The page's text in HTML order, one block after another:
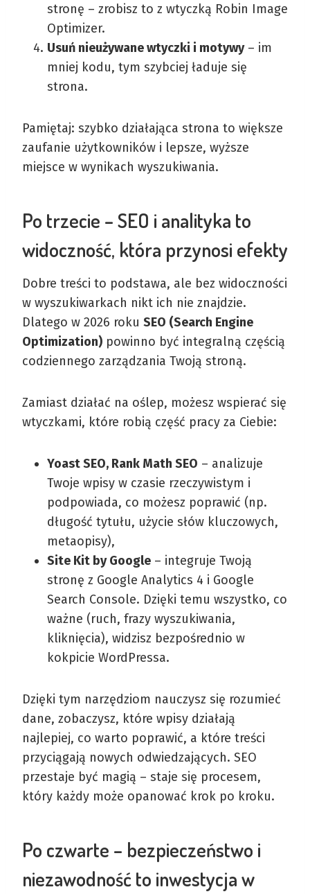
stronę – zrobisz to z wtyczką Robin Image
Optimizer.
Usuń nieużywane wtyczki i motywy– im
mniej kodu, tym szybciej ładuje się
strona.
Pamiętaj: szybko działająca strona to większe
zaufanie użytkowników i lepsze, wyższe
miejsce w wynikach wyszukiwania.
Po trzecie – SEO i analityka to
widoczność, która przynosi efekty
Dobre treści to podstawa, ale bez widoczności
w wyszukiwarkach nikt ich nie znajdzie.
Dlatego w 2026 roku SEO (Search Engine
Optimization) powinno być integralną częścią
codziennego zarządzania Twoją stroną.
Zamiast działać na oślep, możesz wspierać się
wtyczkami, które robią część pracy za Ciebie:
Yoast SEO, Rank Math SEO – analizuje
Twoje wpisy w czasie rzeczywistym i
podpowiada, co możesz poprawić (np.
długość tytułu, użycie słów kluczowych,
metaopisy),
Site Kit by Google – integruje Twoją
stronę z Google Analytics 4 i Google
Search Console. Dzięki temu wszystko, co
ważne (ruch, frazy wyszukiwania,
kliknięcia), widzisz bezpośrednio w
kokpicie WordPressa.
Dzięki tym narzędziom nauczysz się rozumieć
dane, zobaczysz, które wpisy działają
najlepiej, co warto poprawić, a które treści
przyciągają nowych odwiedzających. SEO
przestaje być magią – staje się procesem,
który każdy może opanować krok po kroku.
Po czwarte – bezpieczeństwo i
niezawodność to inwestycja w